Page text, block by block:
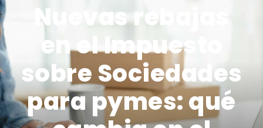
Nuevas rebajas
en el Impuesto
sobre Sociedades
para pymes: qué